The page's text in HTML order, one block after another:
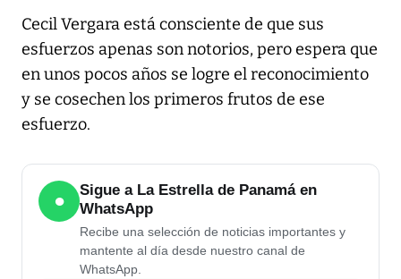
Cecil Vergara está consciente de que sus
esfuerzos apenas son notorios, pero espera que
en unos pocos años se logre el reconocimiento
y se cosechen los primeros frutos de ese
esfuerzo.
●
Sigue a La Estrella de Panamá en
WhatsApp
Recibe una selección de noticias importantes y
mantente al día desde nuestro canal de
WhatsApp.